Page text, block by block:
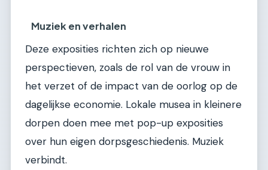
Muziek en verhalen
Deze exposities richten zich op nieuwe
perspectieven, zoals de rol van de vrouw in
het verzet of de impact van de oorlog op de
dagelijkse economie. Lokale musea in kleinere
dorpen doen mee met pop-up exposities
over hun eigen dorpsgeschiedenis. Muziek
verbindt.